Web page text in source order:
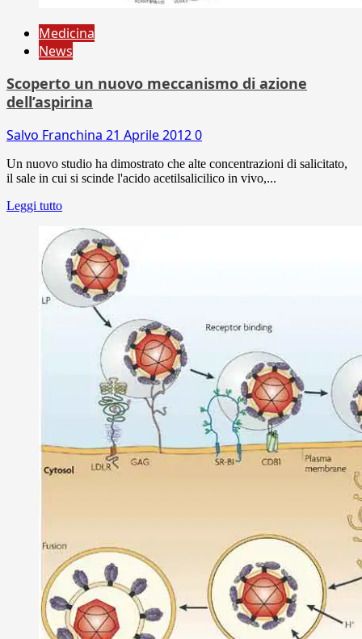
Medicina
News
Scoperto un nuovo meccanismo di azione
dell’aspirina
Salvo Franchina 21 Aprile 20120
Un nuovo studio ha dimostrato che alte concentrazioni di salicitato,
il sale in cui si scinde l'acido acetilsalicilico in vivo,...
Leggi tutto